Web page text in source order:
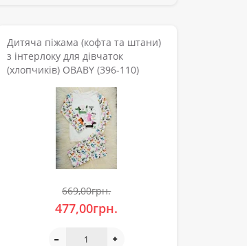
Дитяча піжама (кофта та штани)
з інтерлоку для дівчаток
(хлопчиків) OBABY (396-110)
669,00грн.
477,00грн.